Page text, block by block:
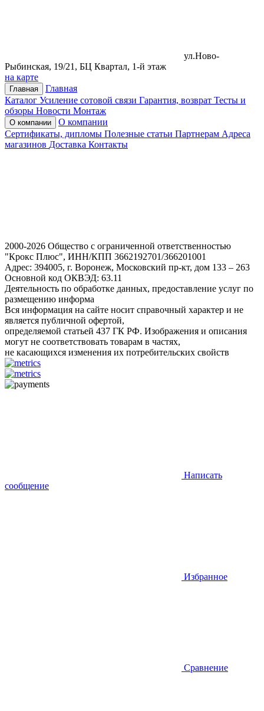
ул.Ново-
Рыбинская, 19/21, БЦ Квартал, 1-й этаж
на карте
Главная
Главная
Каталог Усиление сотовой связи Гарантия, возврат Тесты и
обзоры Новости Монтаж
О компании
О компании
Сертификаты, дипломы Полезные статьи Партнерам Адреса
магазинов Доставка Контакты
2000-2026 Общество с ограниченной ответственностью
"Крокс Плюс", ИНН/КПП 3662192701/366201001
Адрес: 394005, г. Воронеж, Московский пр-кт, дом 133 – 263
Основной код ОКВЭД: 63.11
Деятельность по обработке данных, предоставление услуг по
размещению информа
Вся информация на сайте носит справочный характер и не
является публичной офертой,
определяемой статьей 437 ГК РФ. Изображения и описания
могут не соответствовать товарам в частях,
не касающихся изменения их потребительских свойств
Написать
сообщение
Избранное
Сравнение